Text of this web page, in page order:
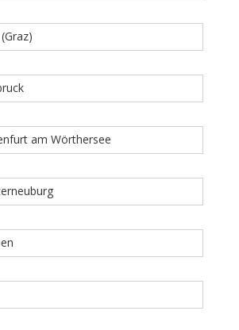
am Wörthersee